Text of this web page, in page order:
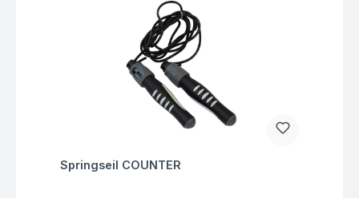
Fragen zum Artikel
Springseil COUNTER